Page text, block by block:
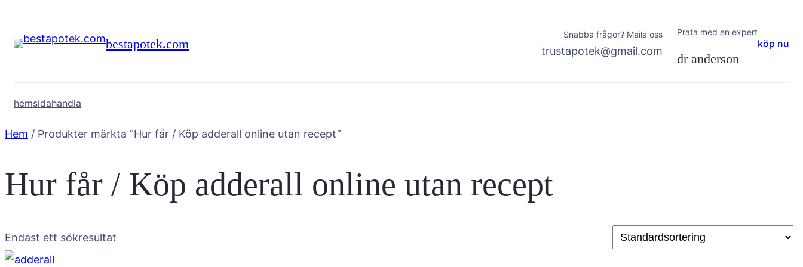
innehåll
bestapotek.com
Snabba frågor? Maila oss
trustapotek@gmail.com
Prata med en expert
dr anderson
köp nu
hemsidahandla
Hem / Produkter märkta ”Hur får / Köp adderall online utan recept”
Hur får / Köp adderall online utan recept
Endast ett sökresultat